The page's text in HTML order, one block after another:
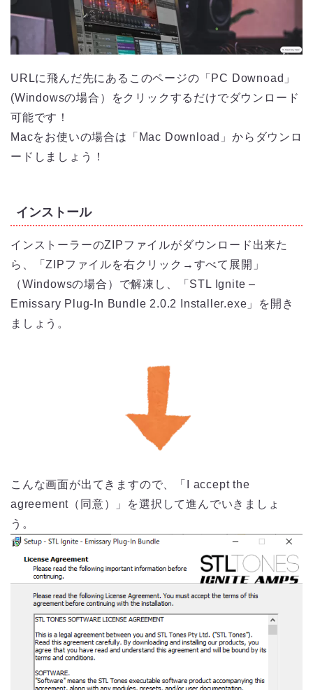
URLに飛んだ先にあるこのページの「PC Downoad」
(Windowsの場合）をクリックするだけでダウンロード
可能です！
Macをお使いの場合は「Mac Download」からダウンロ
ードしましょう！
インストール
インストーラーのZIPファイルがダウンロード出来た
ら、「ZIPファイルを右クリック→すべて展開」
（Windowsの場合）で解凍し、「STL Ignite –
Emissary Plug-In Bundle 2.0.2 Installer.exe」を開き
ましょう。
こんな画面が出てきますので、「I accept the
agreement（同意）」を選択して進んでいきましょ
う。